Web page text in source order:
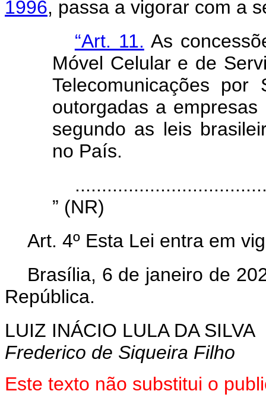
1996, passa a vigorar com a
“Art. 11. As
Móvel Celular e de
Telecomunicações
outorgadas a
segundo as leis
no País.
” (NR)
Art. 4º Esta Lei entra em
Brasília, 6 de janeiro de
República.
LUIZ INÁCIO LULA DA SILVA
Frederico de Siqueira Filho
Este texto não substitui o